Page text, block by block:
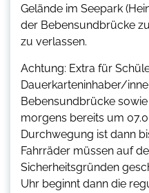
Gelände im Seepark
der Bebensundbrücke
zu verlassen.
Achtung: Extra für
Dauerkarteninhaber/
Bebensundbrücke
morgens bereits um
Durchwegung ist dann
Fahrräder müssen auf
Sicherheitsgründen
Uhr beginnt dann die